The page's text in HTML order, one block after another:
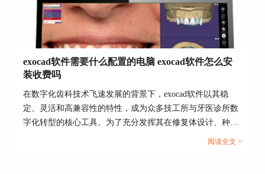
关于里许可证号
exocad软件需要什么配置的电脑 exocad软件怎么安
装收费吗
在数字化齿科技术飞速发展的背景下，exocad软件以其稳
定、灵活和高兼容性的特性，成为众多技工所与牙医诊所数
字化转型的核心工具。为了充分发挥其在修复体设计、种植
规划、正畸建模等方面的性能优势，用户不仅要关注其强大
阅读全文 >